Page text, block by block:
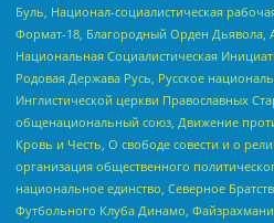
Буль, Национал-социалистическая
Формат-18, Благородный Орден Дьявола,
Национальная Социалистическая
Родовая Держава Русь, Русское
Инглистической церкви Православных
общенациональный союз, Движение
Кровь и Честь, О свободе совести и о
организация общественного
национальное единство, Северное
Футбольного Клуба Динамо,